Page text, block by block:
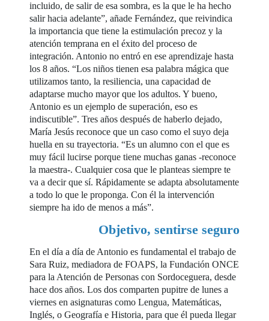
incluido, de salir de esa sombra, es la que le ha hecho
salir hacia adelante”, añade Fernández, que reivindica
la importancia que tiene la estimulación precoz y la
atención temprana en el éxito del proceso de
integración. Antonio no entró en ese aprendizaje hasta
los 8 años. “Los niños tienen esa palabra mágica que
utilizamos tanto, la resiliencia, una capacidad de
adaptarse mucho mayor que los adultos. Y bueno,
Antonio es un ejemplo de superación, eso es
indiscutible”. Tres años después de haberlo dejado,
María Jesús reconoce que un caso como el suyo deja
huella en su trayectoria. “Es un alumno con el que es
muy fácil lucirse porque tiene muchas ganas -reconoce
la maestra-. Cualquier cosa que le planteas siempre te
va a decir que sí. Rápidamente se adapta absolutamente
a todo lo que le proponga. Con él la intervención
siempre ha ido de menos a más”.
Objetivo, sentirse seguro
En el día a día de Antonio es fundamental el trabajo de
Sara Ruiz, mediadora de FOAPS, la Fundación ONCE
para la Atención de Personas con Sordoceguera, desde
hace dos años. Los dos comparten pupitre de lunes a
viernes en asignaturas como Lengua, Matemáticas,
Inglés, o Geografía e Historia, para que él pueda llegar